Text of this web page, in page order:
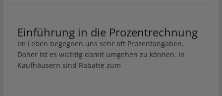
Einführung in die Prozentrechnung
Im Leben begegnen uns sehr oft Prozentangaben.
Daher ist es wichtig damit umgehen zu können. In
Kaufhäusern sind Rabatte zum